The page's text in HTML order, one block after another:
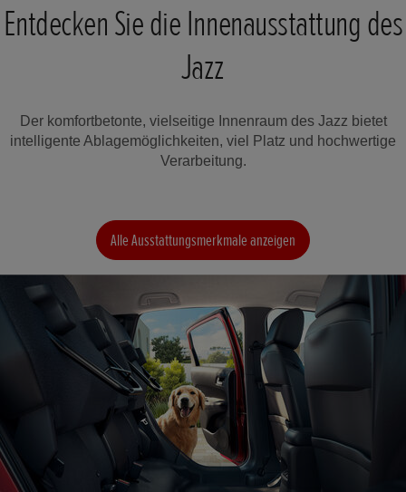
Entdecken Sie die Innenausstattung des
Jazz
Der komfortbetonte, vielseitige Innenraum des Jazz bietet
intelligente Ablagemöglichkeiten, viel Platz und hochwertige
Verarbeitung.
Alle Ausstattungsmerkmale anzeigen